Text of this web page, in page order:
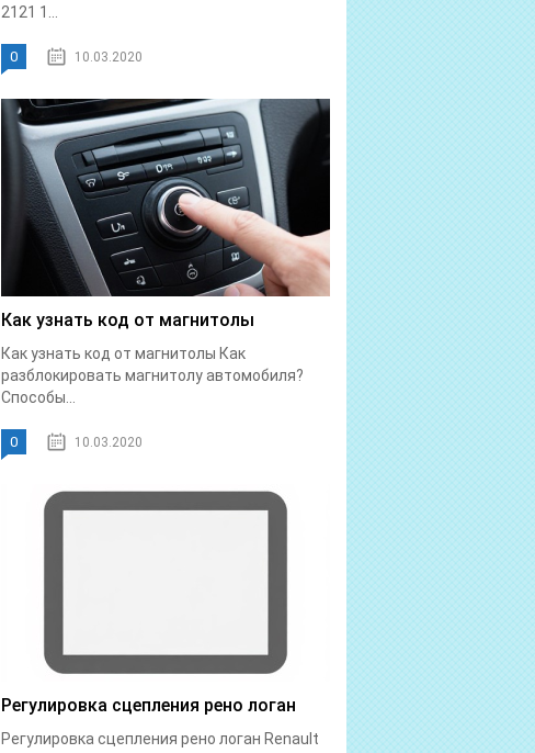
2121 1...
0 10.03.2020
Как узнать код от магнитолы
Как узнать код от магнитолы Как
разблокировать магнитолу автомобиля?
Способы...
0 10.03.2020
Регулировка сцепления рено логан
Регулировка сцепления рено логан Renault